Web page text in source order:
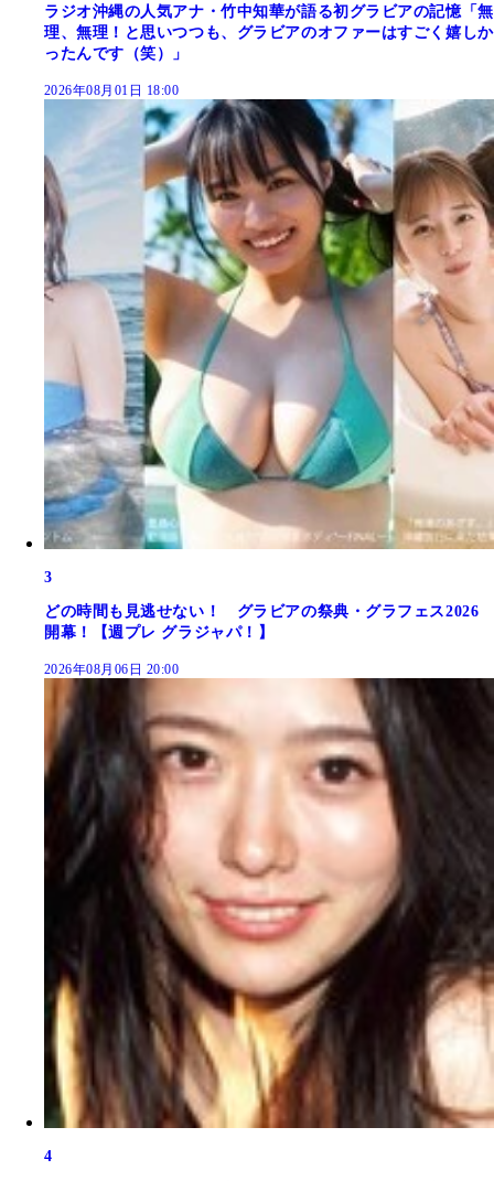
ラジオ沖縄の人気アナ・竹中知華が語る初グラビアの記憶「無
理、無理！と思いつつも、グラビアのオファーはすごく嬉しか
ったんです（笑）」
2026年08月01日 18:00
3
どの時間も見逃せない！ グラビアの祭典・グラフェス2026
開幕！【週プレ グラジャパ！】
2026年08月06日 20:00
4